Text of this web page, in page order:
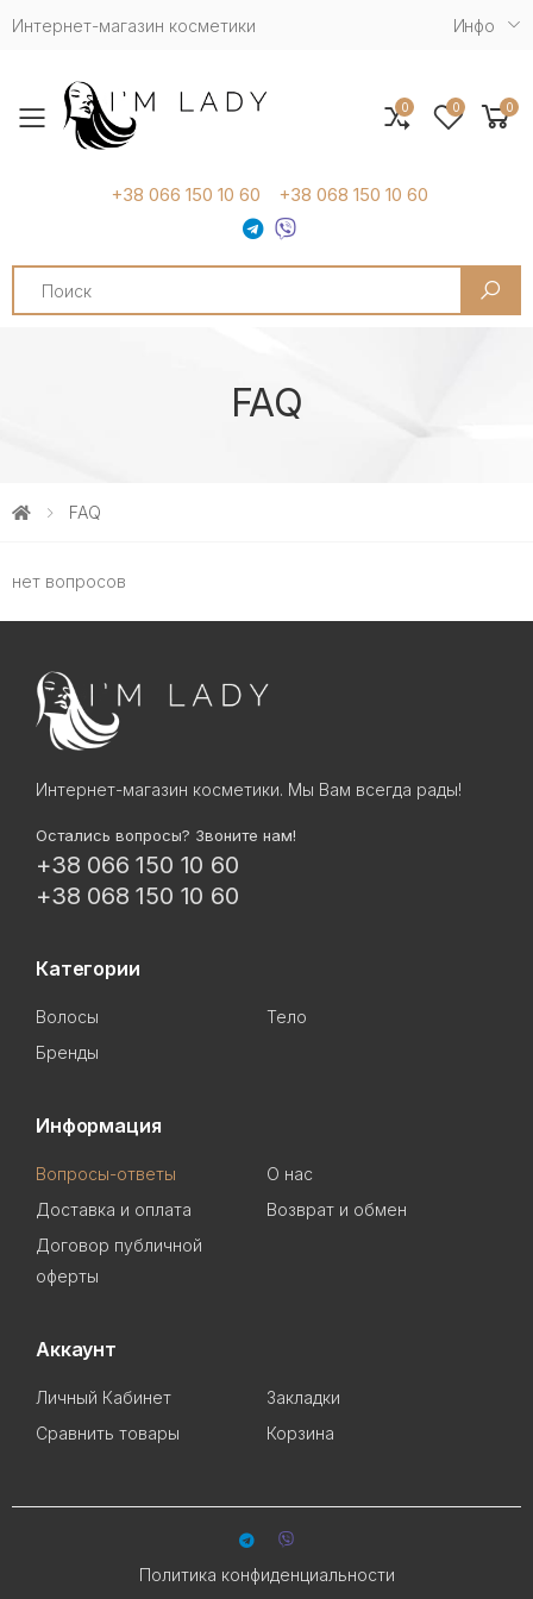
Интернет-магазин косметики Инфо
Toggle mobile menu
+38 066 150 10 60 +38 068 150 10 60
Search
0 0 0
FAQ
FAQ
нет вопросов
Интернет-магазин косметики. Мы Вам всегда рады!
Остались вопросы? Звоните нам!
+38 066 150 10 60
+38 068 150 10 60
Категории
Волосы
Тело
Бренды
Информация
Вопросы-ответы
О нас
Доставка и оплата
Возврат и обмен
Договор публичной
оферты
Аккаунт
Личный Кабинет
Закладки
Сравнить товары
Корзина
Политика конфиденциальности